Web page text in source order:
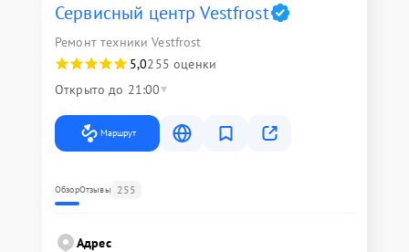
Сервисный центр Vestfrost
Ремонт техники Vestfrost
5,0255 оценки
Открыто до 21:00
Маршрут
ОбзорОтзывы 255
Адрес